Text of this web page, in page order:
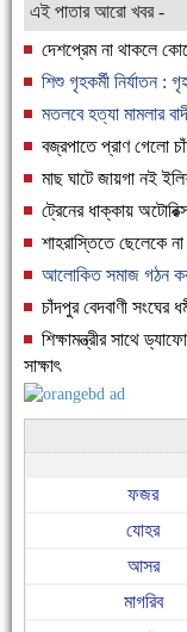
এই পাতার আরো খবর -
দেশপ্রেম না থাকলে
শিশু গৃহকর্মী নির্যাতন :
মতলবে হত্যা মামলার
বজ্রপাতে প্রাণ গেলো
মাছ ঘাটে জায়গা নই
ট্রেনের ধাক্কায়
শাহরাস্তিতে ছেলেকে
আলোকিত সমাজ গঠন
চাঁদপুর বেদবাণী সংঘের
শিক্ষামন্ত্রীর সাথে
সাক্ষাৎ
ফজর
যোহর
আসর
মাগরিব